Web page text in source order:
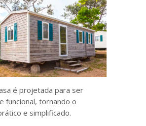
é projetada para ser
funcional, tornando o
e simplificado.